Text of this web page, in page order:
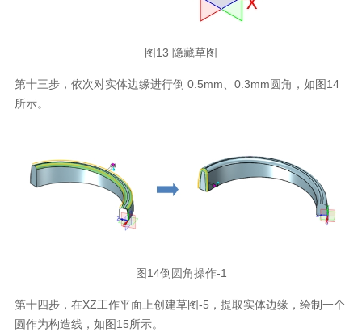
图13 隐藏草图
第十三步，依次对实体边缘进行倒 0.5mm、0.3mm圆角，如图14
所示。
图14倒圆角操作-1
第十四步，在XZ工作平面上创建草图-5，提取实体边缘，绘制一个
圆作为构造线，如图15所示。